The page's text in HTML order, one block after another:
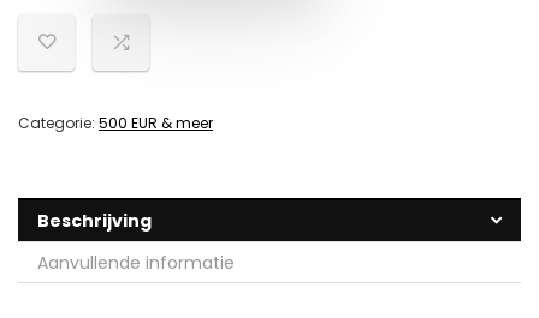
Categorie: 500 EUR & meer
Beschrijving
Aanvullende informatie